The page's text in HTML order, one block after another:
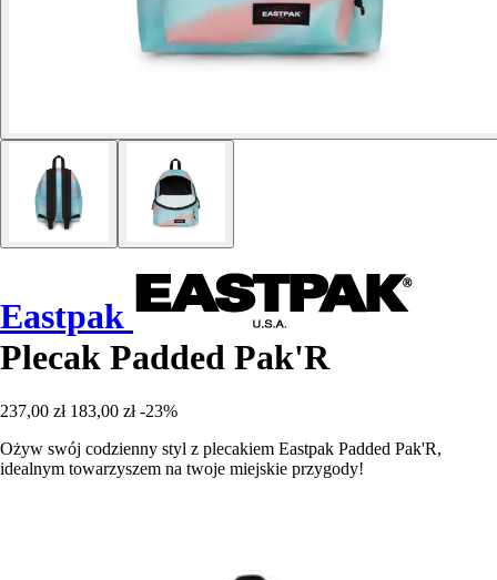
Eastpak
Plecak Padded Pak'R
237,00 zł 183,00 zł -23%
Ożyw swój codzienny styl z plecakiem Eastpak Padded Pak'R,
idealnym towarzyszem na twoje miejskie przygody!